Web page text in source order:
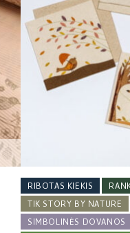
RIBOTAS KIEKIS
TIK STORY BY NATURE
SIMBOLINĖS DOVANOS
options
may
be
chosen
the
product
page